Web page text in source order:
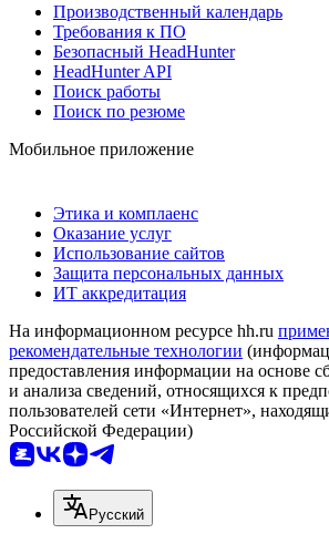
Производственный календарь
Требования к ПО
Безопасный HeadHunter
HeadHunter API
Поиск работы
Поиск по резюме
Мобильное приложение
Этика и комплаенс
Оказание услуг
Использование сайтов
Защита персональных данных
ИТ аккредитация
На информационном ресурсе hh.ru
рекомендательные технологии
предоставления информации на основе
и анализа сведений, относящихся к
пользователей сети «Интернет»,
Российской Федерации)
Русский